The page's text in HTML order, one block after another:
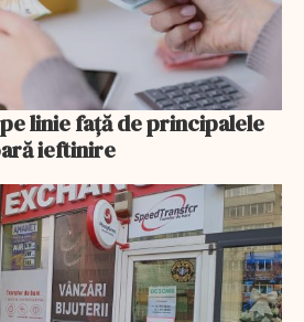
linie faţă de principalele
ieftinire